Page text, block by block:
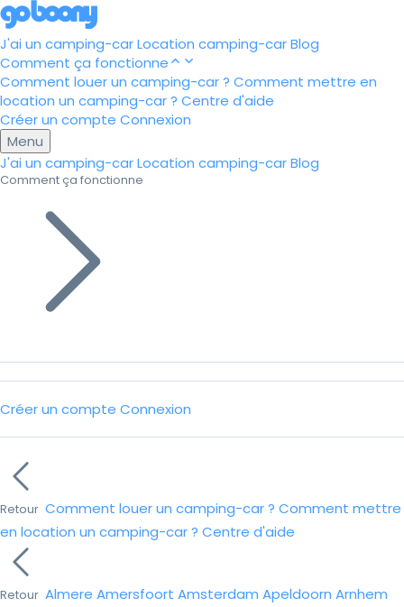
J'ai un camping-carLocation camping-carBlog
Comment ça fonctionne
Comment louer un camping-car ? Comment mettre en
location un camping-car ? Centre d'aide
Créer un compte Connexion
Menu
J'ai un camping-carLocation camping-carBlog
Comment ça fonctionne
Créer un compte Connexion
Retour Comment louer un camping-car ? Comment mettre
en location un camping-car ? Centre d'aide
Retour Almere Amersfoort Amsterdam Apeldoorn Arnhem